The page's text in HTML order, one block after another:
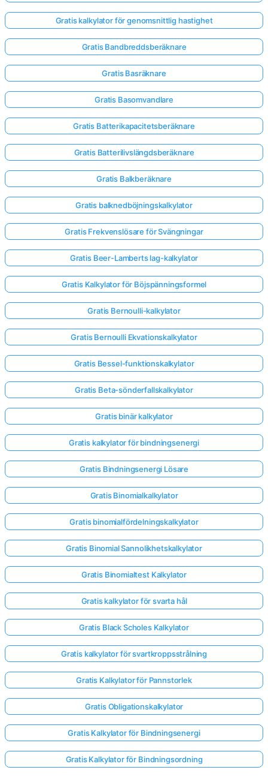
frågor
än
Ställ
första
fråga
Gratis kalkylator för genomsnittlig hastighet
Gratis Bandbreddsberäknare
Gratis Basräknare
Gratis Basomvandlare
Gratis Batterikapacitetsberäknare
Gratis Batterilivslängdsberäknare
Gratis Balkberäknare
Gratis balknedböjningskalkylator
Gratis Frekvenslösare för Svängningar
Gratis Beer-Lamberts lag-kalkylator
Gratis Kalkylator för Böjspänningsformel
Gratis Bernoulli-kalkylator
Gratis Bernoulli Ekvationskalkylator
Gratis Bessel-funktionskalkylator
Gratis Beta-sönderfallskalkylator
Gratis binär kalkylator
Gratis kalkylator för bindningsenergi
Gratis Bindningsenergi Lösare
Gratis Binomialkalkylator
Gratis binomialfördelningskalkylator
Gratis Binomial Sannolikhetskalkylator
Gratis Binomialtest Kalkylator
Gratis kalkylator för svarta hål
Gratis Black Scholes Kalkylator
Gratis kalkylator för svartkroppsstrålning
Gratis Kalkylator för Pannstorlek
Gratis Obligationskalkylator
Gratis Kalkylator för Bindningsenergi
Gratis Kalkylator för Bindningsordning